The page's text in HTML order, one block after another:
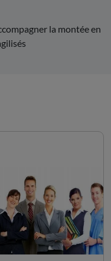
la montée en